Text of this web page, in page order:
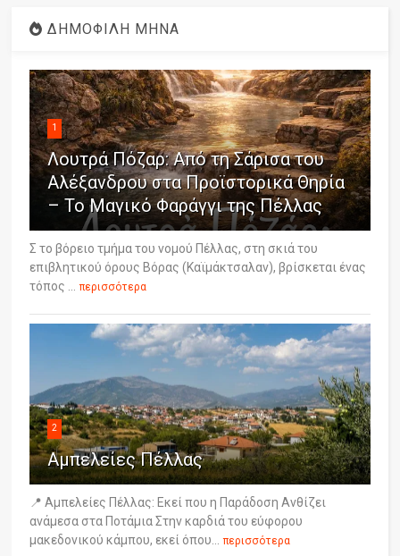
ΔΗΜΟΦΙΛΗ ΜΗΝΑ
1
Λουτρά Πόζαρ: Από τη Σάρισα του
Αλέξανδρου στα Προϊστορικά Θηρία
– Το Μαγικό Φαράγγι της Πέλλας
Σ το βόρειο τμήμα του νομού Πέλλας, στη σκιά του
επιβλητικού όρους Βόρας (Καϊμάκτσαλαν), βρίσκεται ένας
τόπος ...
περισσότερα
2
Αμπελείες Πέλλας
📍 Αμπελείες Πέλλας: Εκεί που η Παράδοση Ανθίζει
ανάμεσα στα Ποτάμια Στην καρδιά του εύφορου
μακεδονικού κάμπου, εκεί όπου...
περισσότερα